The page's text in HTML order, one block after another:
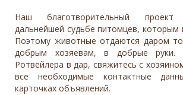
0 10 13 19 26 32 38 45 51
Наш благотворительный
дальнейшей судьбе питомцев,
Поэтому животные отдаются даром
добрым хозяевам, в добрые руки.
Ротвейлера в дар, свяжитесь с
все необходимые контактные
карточках объявлений.